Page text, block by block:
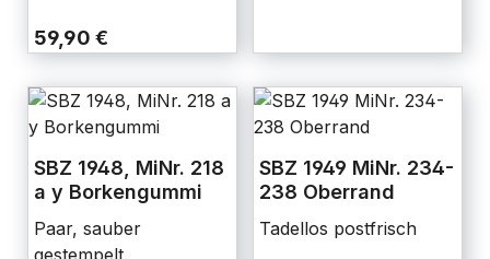
59,90 €
SBZ 1948, MiNr. 218
a y Borkengummi
Paar, sauber
SBZ 1949 MiNr. 234-
238 Oberrand
Tadellos postfrisch